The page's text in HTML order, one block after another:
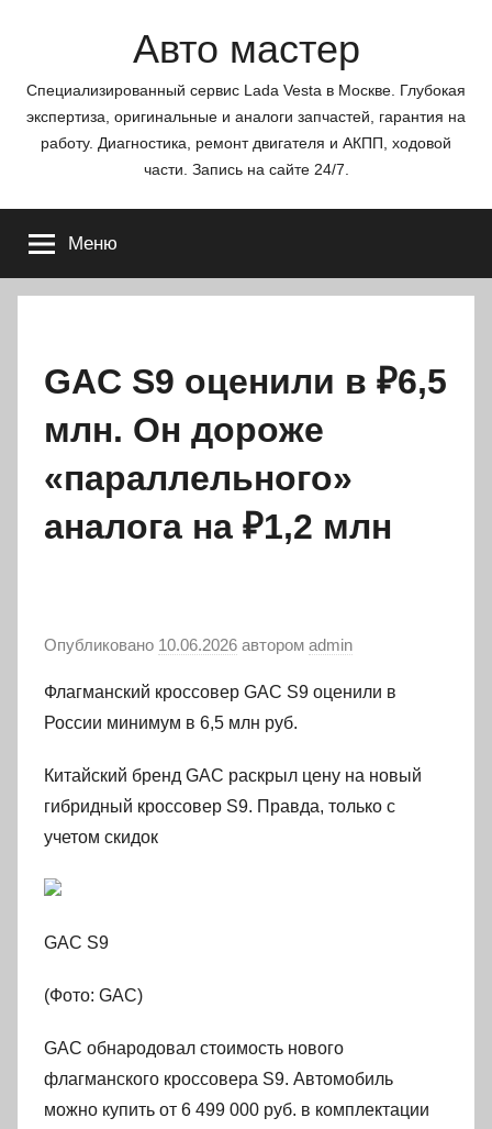
Авто мастер
Специализированный сервис Lada Vesta в Москве. Глубокая
экспертиза, оригинальные и аналоги запчастей, гарантия на
работу. Диагностика, ремонт двигателя и АКПП, ходовой
части. Запись на сайте 24/7.
Меню
GAC S9 оценили в ₽6,5
млн. Он дороже
«параллельного»
аналога на ₽1,2 млн
Опубликовано 10.06.2026 автором admin
Флагманский кроссовер GAC S9 оценили в
России минимум в 6,5 млн руб.
Китайский бренд GAC раскрыл цену на новый
гибридный кроссовер S9. Правда, только с
учетом скидок
GAC S9
(Фото: GAC)
GAC обнародовал стоимость нового
флагманского кроссовера S9. Автомобиль
можно купить от 6 499 000 руб. в комплектации